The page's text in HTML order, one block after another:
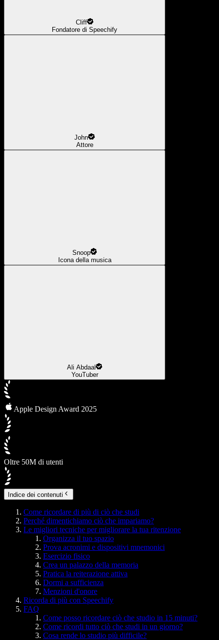
Cliff
Fondatore di Speechify
John
Attore
Snoop
Icona della musica
Ali Abdaal
YouTuber
Apple Design Award 2025
Oltre 50M di utenti
Indice dei contenuti
Come ricordare di più di ciò che studi
Perché dimentichiamo ciò che impariamo?
Le migliori tecniche per migliorare la tua ritenzione
Organizza il tuo spazio
Prova acronimi e dispositivi mnemonici
Esercizio fisico
Crea un palazzo della memoria
Pratica la reiterazione attiva
Dormi a sufficienza
Menzioni d'onore
Ricorda di più con Speechify
FAQ
Come posso ricordare ciò che studio in 15 minuti?
Come ricordi tutto ciò che studi in un giorno?
Cosa rende lo studio più difficile?